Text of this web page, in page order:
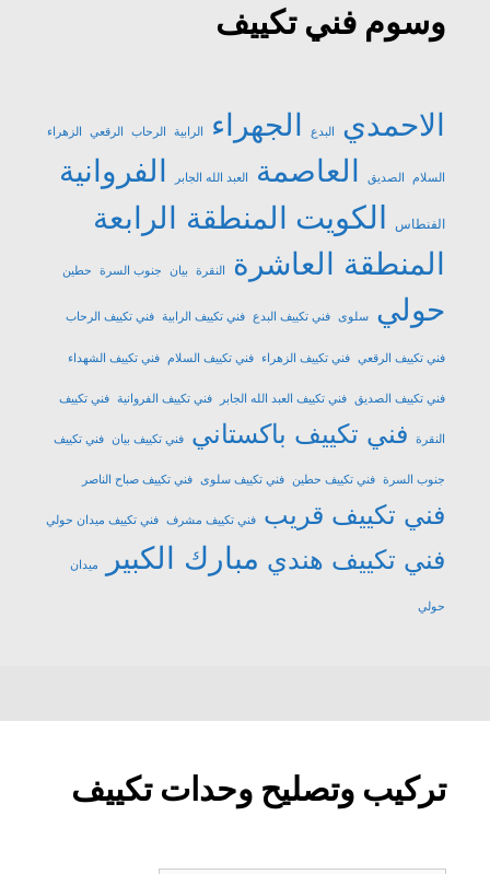
وسوم فني تكييف
الاحمدي البدع الجهراء الرابية الرحاب الرقعي الزهراء
السلام الصديق العاصمة العبد الله الجابر الفروانية
الفنطاس الكويت المنطقة الرابعة
المنطقة العاشرة
النقرة بيان جنوب السرة حطين
حولي سلوى فني تكييف البدع فني تكييف الرابية فني تكييف الرحاب
فني تكييف الرقعي فني تكييف الزهراء فني تكييف السلام فني تكييف الشهداء
فني تكييف الصديق فني تكييف العبد الله الجابر فني تكييف الفروانية فني تكييف
النقرة فني تكييف باكستاني فني تكييف بيان فني تكييف
جنوب السرة فني تكييف حطين فني تكييف سلوى فني تكييف صباح الناصر
فني تكييف قريب فني تكييف مشرف فني تكييف ميدان حولي
فني تكييف هندي مبارك الكبير ميدان
حولي
تركيب وتصليح وحدات تكييف